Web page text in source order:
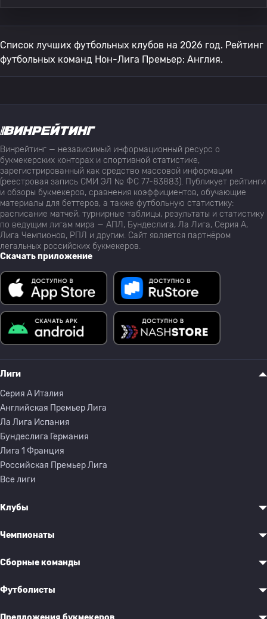
Список лучших футбольных клубов на 2026 год. Рейтинг
футбольных команд Нон-Лига Премьер: Англия.
Винрейтинг — независимый информационный ресурс о
букмекерских конторах и спортивной статистике,
зарегистрированный как средство массовой информации
(реестровая запись СМИ ЭЛ № ФС 77-83883). Публикует рейтинги
и обзоры букмекеров, сравнения коэффициентов, обучающие
материалы для беттеров, а также футбольную статистику:
расписание матчей, турнирные таблицы, результаты и статистику
по ведущим лигам мира — АПЛ, Бундеслига, Ла Лига, Серия А,
Лига Чемпионов, РПЛ и другим. Сайт является партнёром
легальных российских букмекеров.
Скачать приложение
Лиги
Серия A Италия
Английская Премьер Лига
Ла Лига Испания
Бундеслига Германия
Лига 1 Франция
Российская Премьер Лига
Все лиги
Клубы
Чемпионаты
Сборные команды
Футболисты